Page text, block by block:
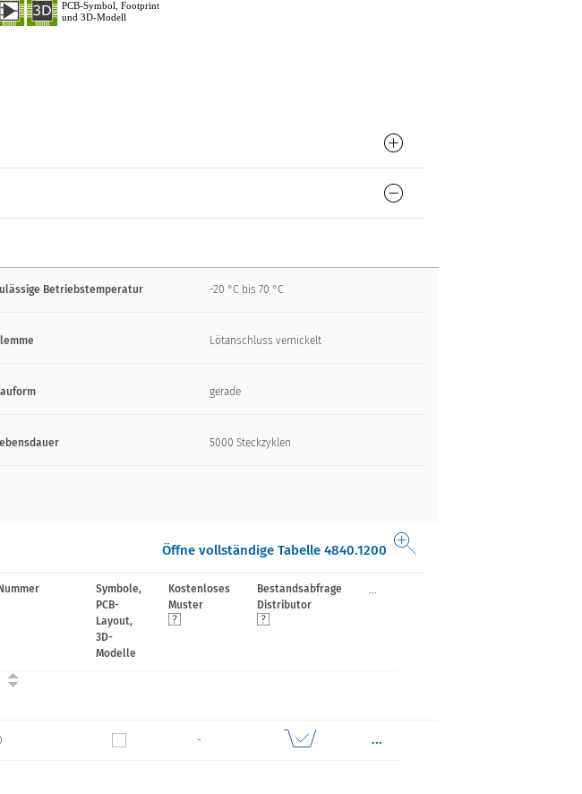
Betriebstemperatur -20 °C bis 70 °C
Lötanschluss vernickelt
gerade
5000 Steckzyklen
Öffne vollständige Tabelle 4840.1200
Symbole,
PCB-
Layout,
3D-
Modelle
Kostenloses
Muster
Bestandsabfrage
Distributor
...
- ...